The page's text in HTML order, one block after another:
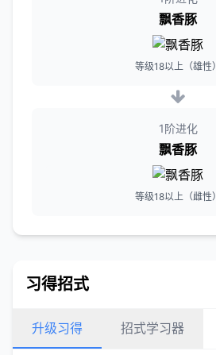
飘香豚
等级18以上（雄性）
1阶进化
飘香豚
等级18以上（雌性）
习得招式
升级习得 招式学习器